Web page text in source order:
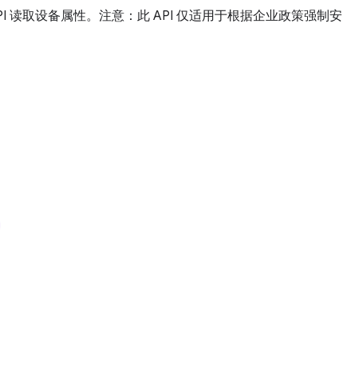
读取设备属性。注意：此 API 仅适用于根据企业政策强制安